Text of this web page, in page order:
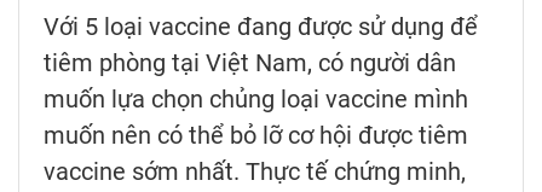
Với 5 loại vaccine đang được sử dụng để
tiêm phòng tại Việt Nam, có người dân
muốn lựa chọn chủng loại vaccine mình
muốn nên có thể bỏ lỡ cơ hội được tiêm
vaccine sớm nhất. Thực tế chứng minh,